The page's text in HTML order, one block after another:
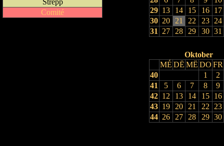
Strëpp
Comité
29 13 14 15 16
17
30 20 21 22 23
24
31
27 28 29 30 31
Oktober
MÉ DË MË DO FR
40
1
2
41
5 6 7 8
9
42 12 13 14 15
16
43 19 20 21 22
23
44 26 27 28 29 30